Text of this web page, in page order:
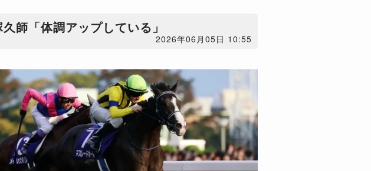
師「体調アップしている」
2026年06月05日 10:55